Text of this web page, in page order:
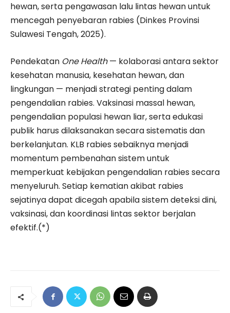
hewan, serta pengawasan lalu lintas hewan untuk
mencegah penyebaran rabies (Dinkes Provinsi
Sulawesi Tengah, 2025).
Pendekatan One Health— kolaborasi antara sektor
kesehatan manusia, kesehatan hewan, dan
lingkungan — menjadi strategi penting dalam
pengendalian rabies. Vaksinasi massal hewan,
pengendalian populasi hewan liar, serta edukasi
publik harus dilaksanakan secara sistematis dan
berkelanjutan. KLB rabies sebaiknya menjadi
momentum pembenahan sistem untuk
memperkuat kebijakan pengendalian rabies secara
menyeluruh. Setiap kematian akibat rabies
sejatinya dapat dicegah apabila sistem deteksi dini,
vaksinasi, dan koordinasi lintas sektor berjalan
efektif.(*)